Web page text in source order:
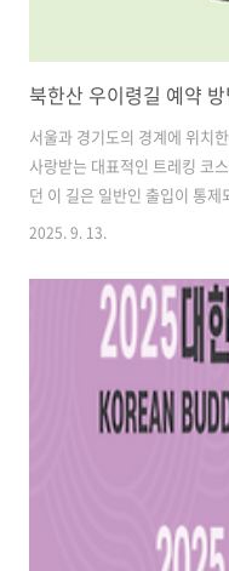
북한산 우이령길 예약
서울과 경기도의 경계에 위치
사랑받는 대표적인 트레킹 코
던 이 길은 일반인 출입이 통
지금은 자연 속에서 역사와 문
는 점에서 차이가 있습니다.
빠르게 마감되기 때문에, 예약
요합니다. 이번 글에서는 북
스, 주요 볼거리, 준비물, 주의
차1. 북한산 우이령길 예약
산 우이령..
2025. 9. 13.